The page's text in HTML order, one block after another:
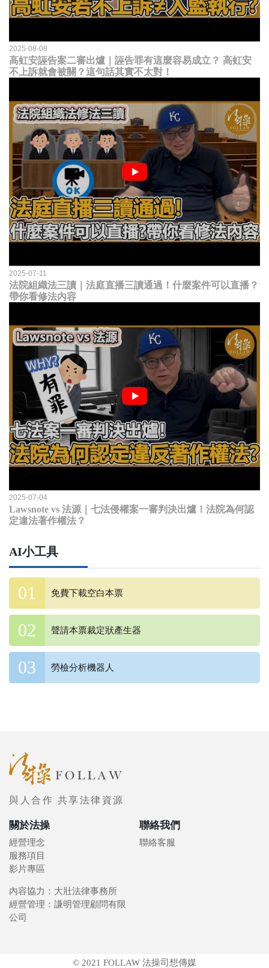
2025-08-08
高虹安誣告案二審出爐｜誣告罪有這麼容易成立？ 高虹安
不上訴就會被關？這句話其實不太對！
2025-07-11
法院組織法三讀｜法庭直播三讀通過！什麼案件可以直播？
帶你看修法內容
2025-07-04
Lawsnote vs 法源｜七法侵權案一審判決出爐！法院為何認
定違法著作權法？
AI小工具
免費下載空白本票
聲請本票裁定狀產生器
勞檢分析機器人
與人合作 共享法律資源
關於法操
經營理念
服務項目
影片專區
聯絡我們
聯絡客服
內容協力：大壯法律事務所
經營管理：謙明管理顧問有限
公司
© 2021 FOLLAW 法操司想傳媒